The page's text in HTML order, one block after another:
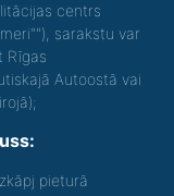
centrs
sarakstu var
Rīgas
Autoostā vai
pieturā